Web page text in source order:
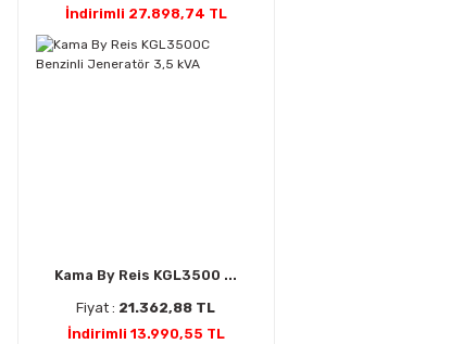
İndirimli 27.898,74 TL
Kama By Reis KGL3500 ...
Fiyat : 21.362,88 TL
İndirimli 13.990,55 TL